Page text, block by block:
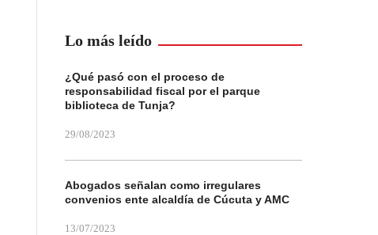
Lo más leído
¿Qué pasó con el proceso de
responsabilidad fiscal por el parque
biblioteca de Tunja?
29/08/2023
Abogados señalan como irregulares
convenios ente alcaldía de Cúcuta y AMC
13/07/2023